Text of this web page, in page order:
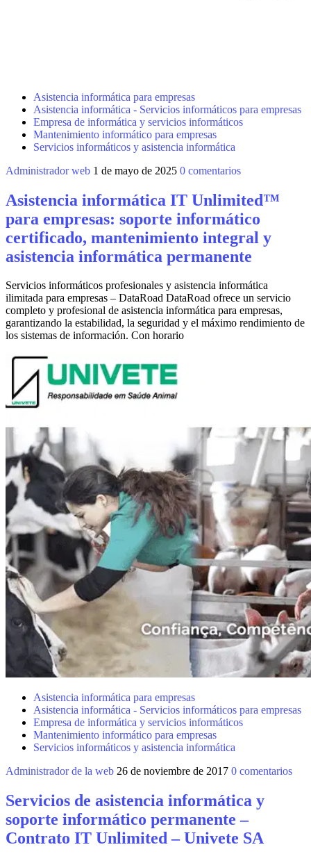
Asistencia informática para empresas
Asistencia informática - Servicios informáticos para empresas
Empresa de informática y servicios informáticos
Mantenimiento informático para empresas
Servicios informáticos y asistencia informática
Administrador web 1 de mayo de 2025 0 comentarios
Asistencia informática IT Unlimited™
para empresas: soporte informático
certificado, mantenimiento integral y
asistencia informática permanente
Servicios informáticos profesionales y asistencia informática
ilimitada para empresas – DataRoad DataRoad ofrece un servicio
completo y profesional de asistencia informática para empresas,
garantizando la estabilidad, la seguridad y el máximo rendimiento de
los sistemas de información. Con horario
Asistencia informática para empresas
Asistencia informática - Servicios informáticos para empresas
Empresa de informática y servicios informáticos
Mantenimiento informático para empresas
Servicios informáticos y asistencia informática
Administrador de la web 26 de noviembre de 2017 0 comentarios
Servicios de asistencia informática y
soporte informático permanente –
Contrato IT Unlimited – Univete SA